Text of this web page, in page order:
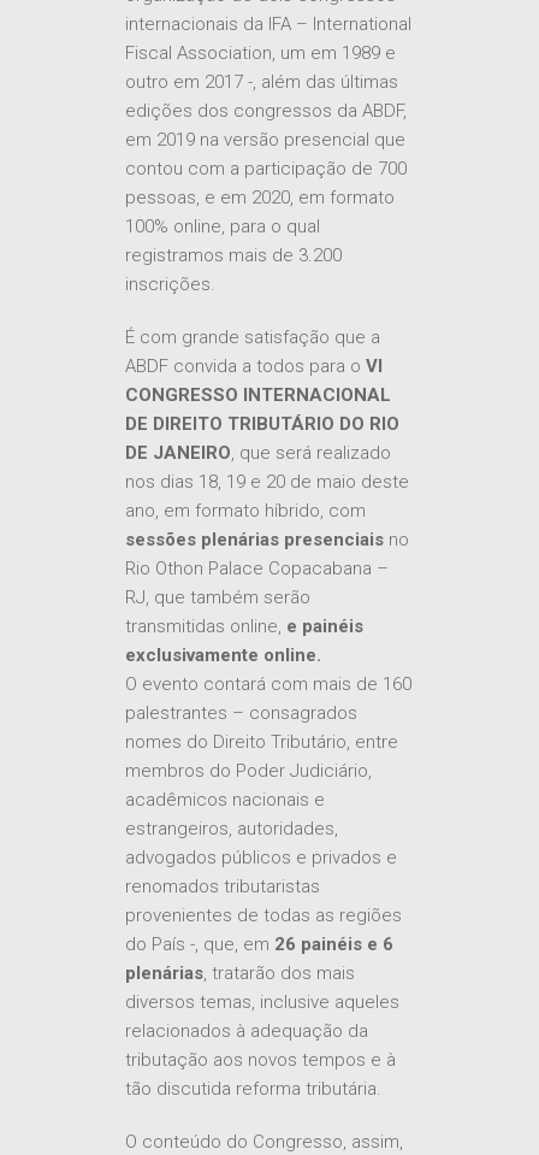
internacionais da IFA – International
Fiscal Association, um em 1989 e
outro em 2017 -, além das últimas
edições dos congressos da ABDF,
em 2019 na versão presencial que
contou com a participação de 700
pessoas, e em 2020, em formato
100% online, para o qual
registramos mais de 3.200
inscrições.
É com grande satisfação que a
ABDF convida a todos para o VI
CONGRESSO INTERNACIONAL
DE DIREITO TRIBUTÁRIO DO RIO
DE JANEIRO, que será realizado
nos dias 18, 19 e 20 de maio deste
ano, em formato híbrido, com
sessões plenárias presenciais no
Rio Othon Palace Copacabana –
RJ, que também serão
transmitidas online, e painéis
exclusivamente online.
O evento contará com mais de 160
palestrantes – consagrados
nomes do Direito Tributário, entre
membros do Poder Judiciário,
acadêmicos nacionais e
estrangeiros, autoridades,
advogados públicos e privados e
renomados tributaristas
provenientes de todas as regiões
do País -, que, em 26 painéis e 6
plenárias, tratarão dos mais
diversos temas, inclusive aqueles
relacionados à adequação da
tributação aos novos tempos e à
tão discutida reforma tributária.
O conteúdo do Congresso, assim,